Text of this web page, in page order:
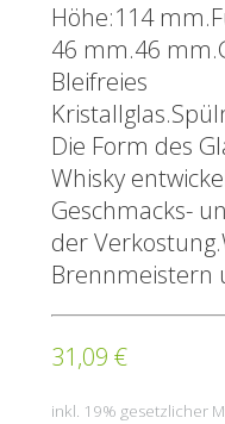
Höhe:114
46 mm.46
Bleifreies
Die Form des
Whisky
Geschmacks-
der
Brennmeistern
31,09 €
inkl. 19% gesetzlicher